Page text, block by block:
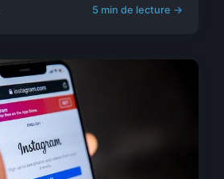
5 min de lecture →